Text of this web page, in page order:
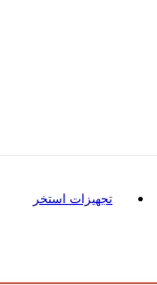
تجهیزات استخر